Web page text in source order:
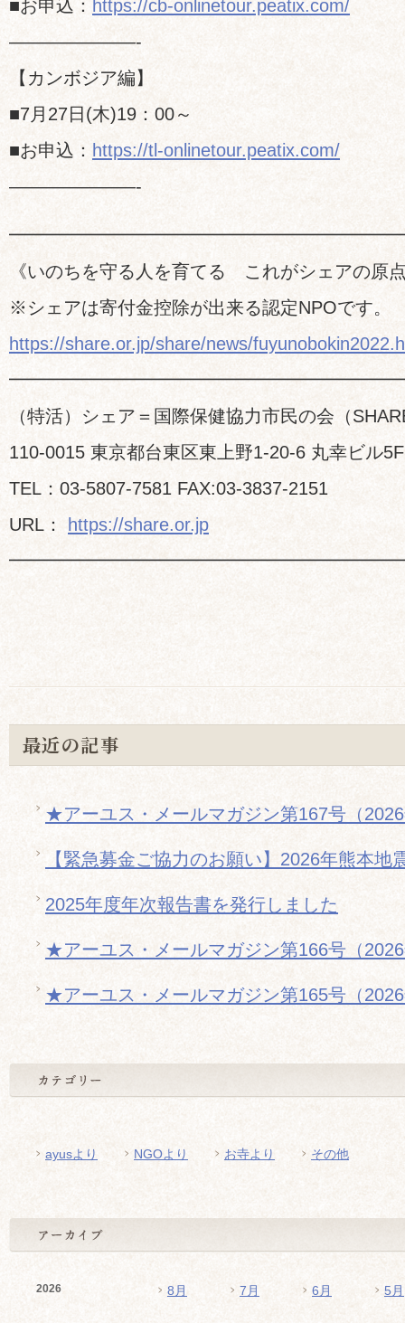
■お申込： https://cb-onlinetour.peatix.com/
———————-
【カンボジア編】
■7月27日(木)19：00～
■お申込： https://tl-onlinetour.peatix.com/
———————-
《いのちを守る人を育てる これがシェアの原
※シェアは寄付金控除が出来る認定NPOです。
https://share.or.jp/share/news/
（特活）シェア＝国際保健協力市民の会（
110-0015 東京都台東区東上野1-20-6 丸幸ビル5F
TEL：03-5807-7581 FAX:03-3837-2151
URL：
https://share.or.jp
最近の記事
★アーユス・メールマガジン第167号（
【緊急募金ご協力のお願い】2026年熊本地
2025年度年次報告書を発行しました
★アーユス・メールマガジン第166号（
★アーユス・メールマガジン第165号（
ayusより NGOより お寺より その他
2026 8月 7月 6月 5月